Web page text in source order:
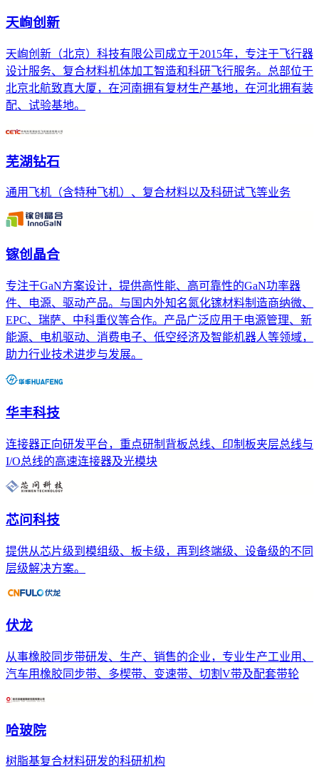
天峋创新
天峋创新（北京）科技有限公司成立于2015年，专注于飞行器
设计服务、复合材料机体加工智造和科研飞行服务。总部位于
北京北航致真大厦，在河南拥有复材生产基地，在河北拥有装
配、试验基地。
芜湖钻石
通用飞机（含特种飞机）、复合材料以及科研试飞等业务
镓创晶合
专注于GaN方案设计，提供高性能、高可靠性的GaN功率器
件、电源、驱动产品。与国内外知名氮化镓材料制造商纳微、
EPC、瑞萨、中科重仪等合作。产品广泛应用于电源管理、新
能源、电机驱动、消费电子、低空经济及智能机器人等领域，
助力行业技术进步与发展。
华丰科技
连接器正向研发平台，重点研制背板总线、印制板夹层总线与
I/O总线的高速连接器及光模块
芯问科技
提供从芯片级到模组级、板卡级，再到终端级、设备级的不同
层级解决方案。
伏龙
从事橡胶同步带研发、生产、销售的企业，专业生产工业用、
汽车用橡胶同步带、多楔带、变速带、切割V带及配套带轮
哈玻院
树脂基复合材料研发的科研机构